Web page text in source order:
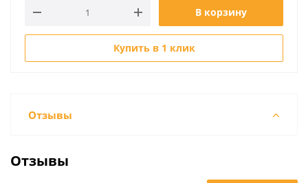
В корзину
Купить в 1 клик
Отзывы
Отзывы